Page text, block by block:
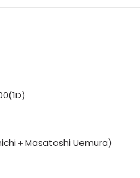
＋Masatoshi Uemura)